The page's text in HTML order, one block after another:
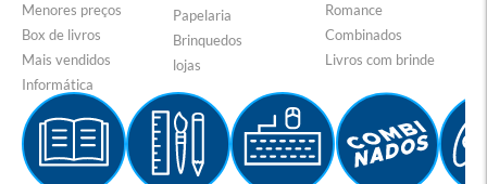
Menores preços
Box de livros
Mais vendidos
Informática
Papelaria
Brinquedos
lojas
Romance
Combinados
Livros com brinde